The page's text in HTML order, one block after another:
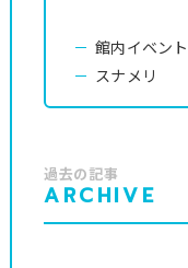
館内イベント
スナメリ
過去の記事
ARCHIVE